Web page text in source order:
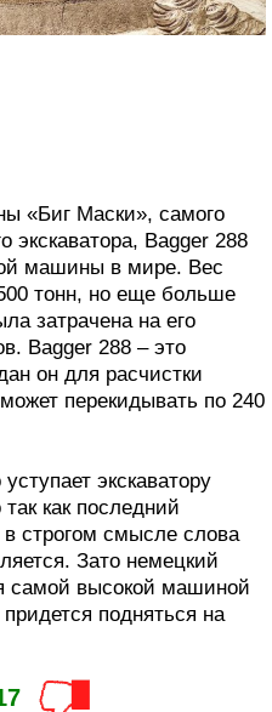
«Биг Маски», самого
Bagger 288
машины в мире. Вес
тонн, но еще больше
затрачена на его
Bagger 288 – это
он для расчистки
перекидывать по 240
экскаватору
как последний
в строгом смысле слова
Зато немецкий
самой высокой машиной
подняться на